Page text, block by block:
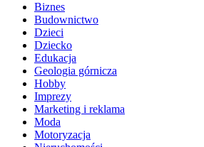
Biznes
Budownictwo
Dzieci
Dziecko
Edukacja
Geologia górnicza
Hobby
Imprezy
Marketing i reklama
Moda
Motoryzacja